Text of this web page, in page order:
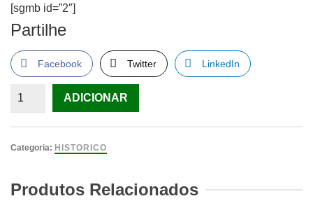
[sgmb id=”2″]
Partilhe
Facebook Twitter LinkedIn
Quantidade
Voo
de
ADICIONAR
Categoria: HISTORICO
Produtos Relacionados